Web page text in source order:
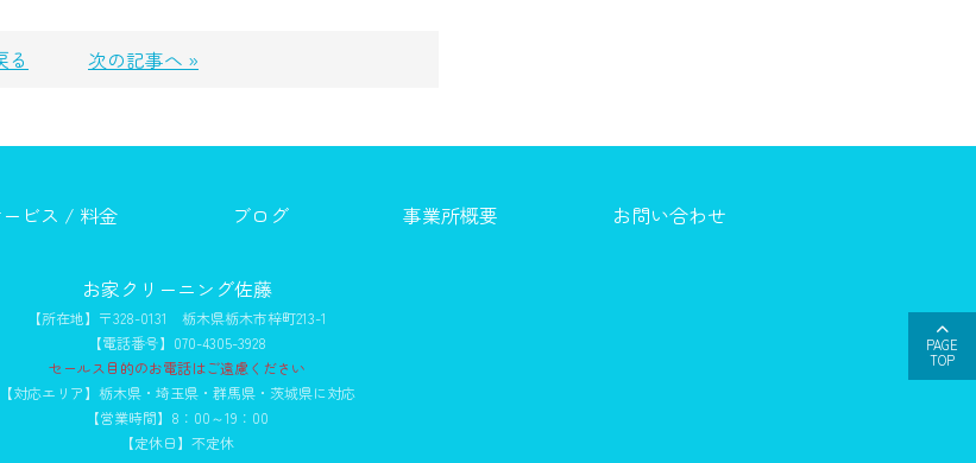
る 次の記事へ »
PAGE
TOP
ビス / 料金 ブログ 事業所概要 お問い合わせ
お家クリーニング佐藤
【所在地】〒328-0131 栃木県栃木市梓町213-1
【電話番号】070-4305-3928
セールス目的のお電話はご遠慮ください
【対応エリア】栃木県・埼玉県・群馬県・茨城県に対応
【営業時間】8：00～19：00
【定休日】不定休